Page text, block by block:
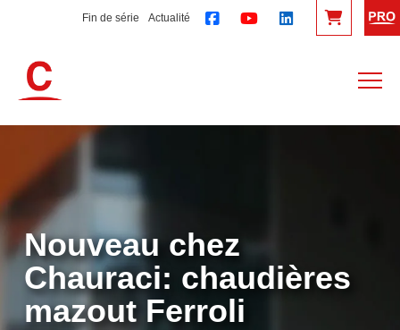
Fin de série Actualité
Nouveau chez
Chauraci: chaudières
mazout Ferroli